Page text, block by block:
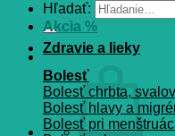
Hľadať:
Akcia %
Zdravie a lieky
Bolesť
Bolesť chrbta,
Bolesť hlavy a
Bolesť pri